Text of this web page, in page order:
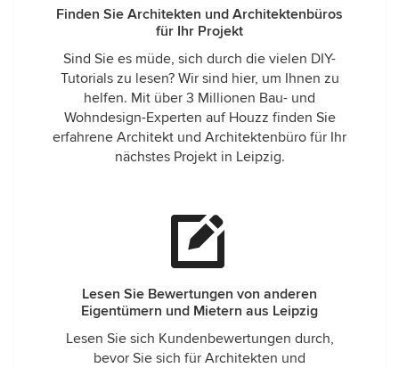
Finden Sie Architekten und Architektenbüros
für Ihr Projekt
Sind Sie es müde, sich durch die vielen DIY-
Tutorials zu lesen? Wir sind hier, um Ihnen zu
helfen. Mit über 3 Millionen Bau- und
Wohndesign-Experten auf Houzz finden Sie
erfahrene Architekt und Architektenbüro für Ihr
nächstes Projekt in Leipzig.
Lesen Sie Bewertungen von anderen
Eigentümern und Mietern aus Leipzig
Lesen Sie sich Kundenbewertungen durch,
bevor Sie sich für Architekten und